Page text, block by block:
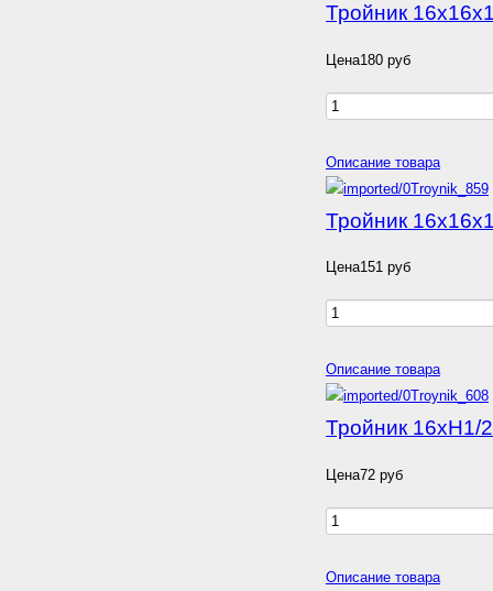
Тройник
Цена180 руб
Описание товара
Тройник
Цена151 руб
Описание товара
Тройник 16хН1/
Цена72 руб
Описание товара